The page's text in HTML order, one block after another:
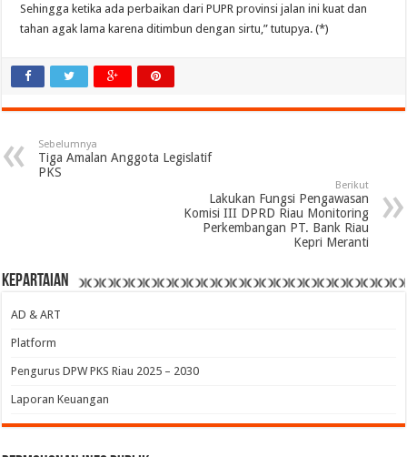
Sehingga ketika ada perbaikan dari PUPR provinsi jalan ini kuat dan
tahan agak lama karena ditimbun dengan sirtu,” tutupya. (*)
Sebelumnya
Tiga Amalan Anggota Legislatif
PKS
Berikut
Lakukan Fungsi Pengawasan
Komisi III DPRD Riau Monitoring
Perkembangan PT. Bank Riau
Kepri Meranti
Kepartaian
AD & ART
Platform
Pengurus DPW PKS Riau 2025 – 2030
Laporan Keuangan